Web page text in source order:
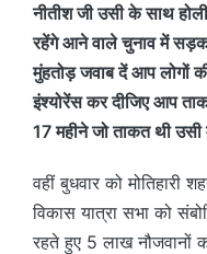
नीतीश जी उसी के साथ
रहेंगे आने वाले चुनाव में
मुंहतोड़ जवाब दें आप लोगों
इंश्योरेंस कर दीजिए आप
17 महीने जो ताकत थी उसी
वहीं बुधवार को मोतिहारी
विकास यात्रा सभा को
रहते हुए 5 लाख नौजवानों